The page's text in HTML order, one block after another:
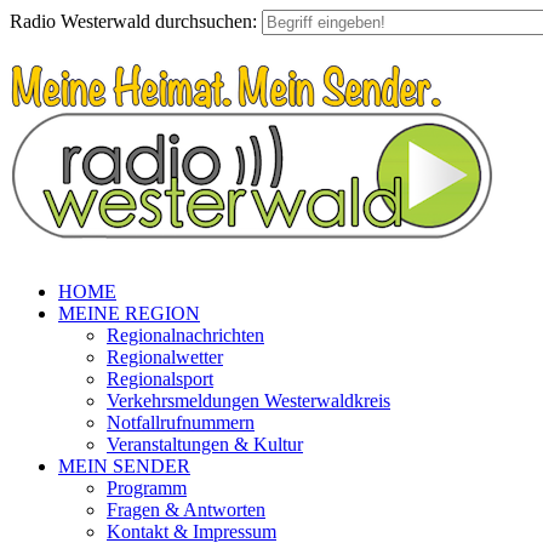
Radio Westerwald durchsuchen:
HOME
MEINE REGION
Regionalnachrichten
Regionalwetter
Regionalsport
Verkehrsmeldungen Westerwaldkreis
Notfallrufnummern
Veranstaltungen & Kultur
MEIN SENDER
Programm
Fragen & Antworten
Kontakt & Impressum